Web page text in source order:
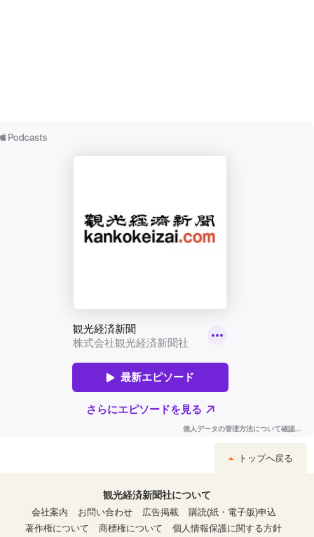
トップへ戻る
観光経済新聞社について
会社案内
お問い合わせ 広告掲載
購読(紙・電子版)申込
著作権について
商標権について 個人情報保護に関する方針